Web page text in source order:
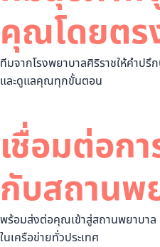
คุณโดยตร
ทีมจากโรงพยาบาลศิริราชให้คำปรึ
และดูแลคุณทุกขั้นตอน
เชื่อมต่อก
กับสถานพ
พร้อมส่งต่อคุณเข้าสู่สถานพยาบาล
ในเครือข่ายทั่วประเทศ